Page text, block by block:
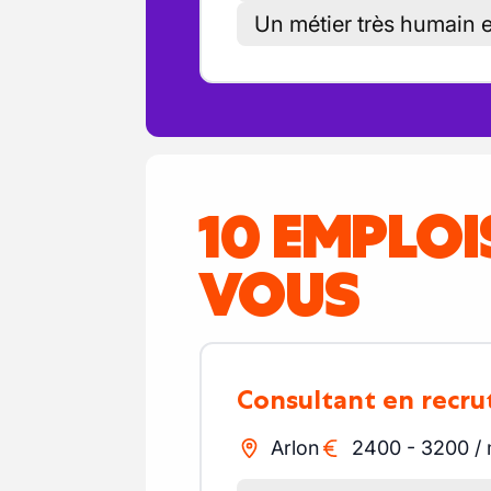
Un métier très humain
10
VOUS
Consultant en
Arlon 2400 - 3200 /